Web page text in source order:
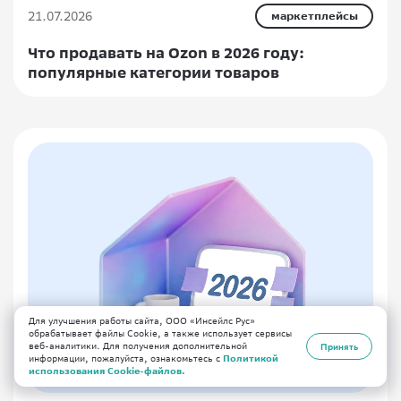
21.07.2026 маркетплейсы
Что продавать на Ozon в 2026 году:
популярные категории товаров
Для улучшения работы сайта, ООО «Инсейлс Рус»
обрабатывает файлы Cookie, а также использует сервисы
веб-аналитики. Для получения дополнительной
информации, пожалуйста, ознакомьтесь с Политикой
использования Cookie-файлов.
Принять